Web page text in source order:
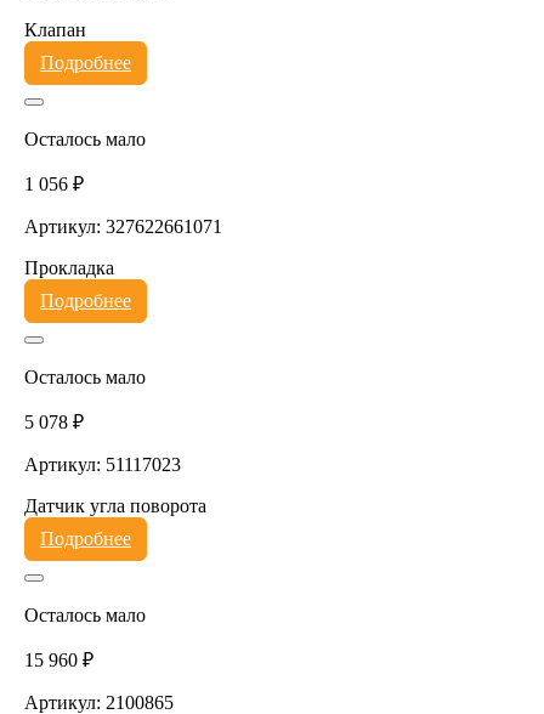
Клапан
Подробнее
Осталось мало
1 056 ₽
Артикул: 327622661071
Прокладка
Подробнее
Осталось мало
5 078 ₽
Артикул: 51117023
Датчик угла поворота
Подробнее
Осталось мало
15 960 ₽
Артикул: 2100865